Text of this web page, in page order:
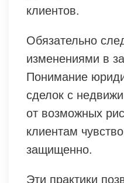
клиентов.
Обязательно
изменениями в
Понимание
сделок с
от возможных
клиентам
защищенно.
Эти практики